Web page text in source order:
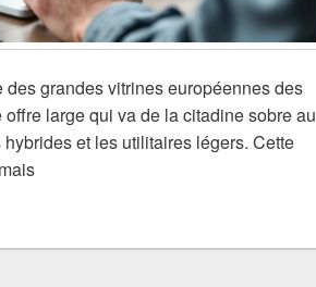
des grandes vitrines européennes des
large qui va de la citadine sobre au
et les utilitaires légers. Cette